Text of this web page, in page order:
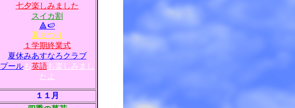
七夕楽しみました
スイカ割
🔺🍉
夏まつり
１学期終業式
夏休みあすなろクラブ
プールも英語も楽しみまし
たよ
１１月